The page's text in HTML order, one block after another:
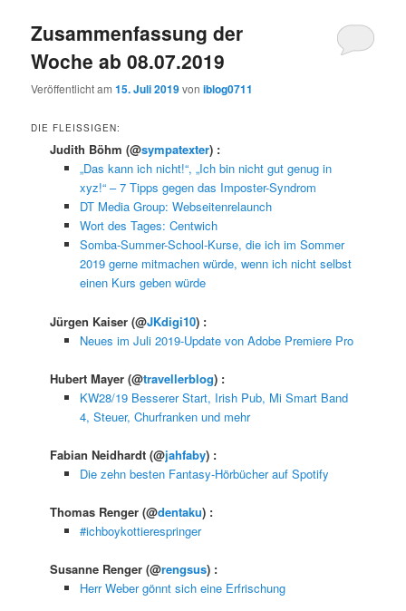
Zusammenfassung der
Woche ab 08.07.2019
Veröffentlicht am15. Juli 2019voniblog0711
DIE FLEISSIGEN:
Judith Böhm(@sympatexter) :
„Das kann ich nicht!“, „Ich bin nicht gut genug in
xyz!“ – 7 Tipps gegen das Imposter-Syndrom
DT Media Group: Webseitenrelaunch
Wort des Tages: Centwich
Somba-Summer-School-Kurse, die ich im Sommer
2019 gerne mitmachen würde, wenn ich nicht selbst
einen Kurs geben würde
Jürgen Kaiser(@JKdigi10) :
Neues im Juli 2019-Update von Adobe Premiere Pro
Hubert Mayer(@travellerblog) :
KW28/19 Besserer Start, Irish Pub, Mi Smart Band
4, Steuer, Churfranken und mehr
Fabian Neidhardt(@jahfaby) :
Die zehn besten Fantasy-Hörbücher auf Spotify
Thomas Renger(@dentaku) :
#ichboykottierespringer
Susanne Renger(@rengsus) :
Herr Weber gönnt sich eine Erfrischung